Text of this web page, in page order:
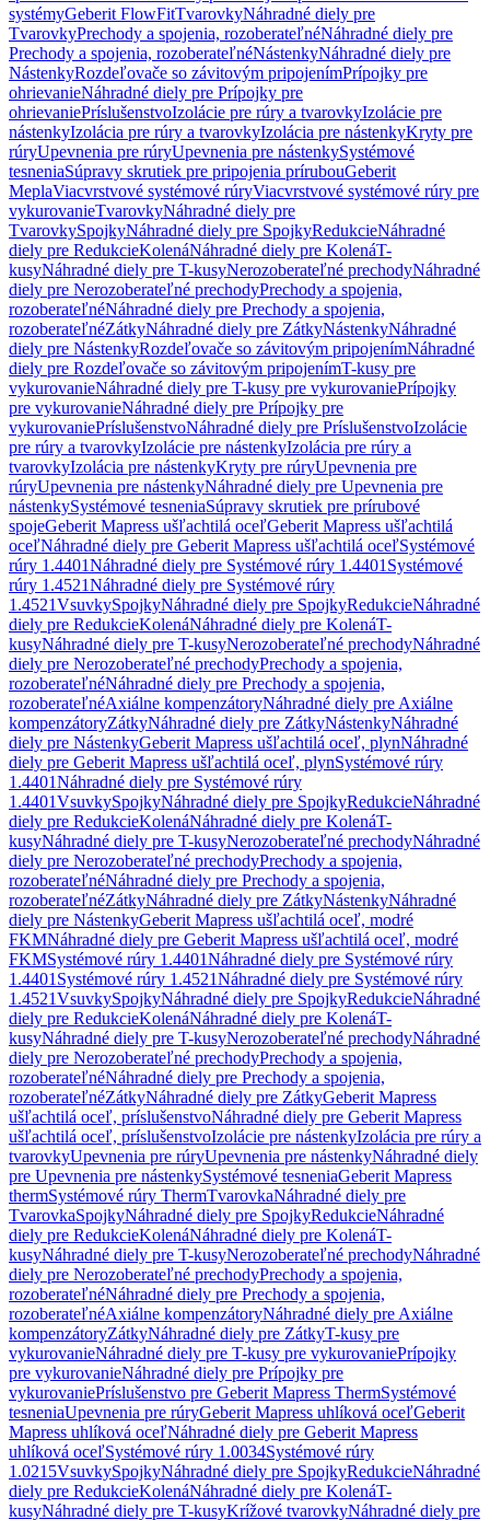
systémyGeberit FlowFitTvarovkyNáhradné diely pre
TvarovkyPrechody a spojenia, rozoberateľnéNáhradné diely pre
Prechody a spojenia, rozoberateľnéNástenkyNáhradné diely pre
NástenkyRozdeľovače so závitovým pripojenímPrípojky pre
ohrievanieNáhradné diely pre Prípojky pre
ohrievaniePríslušenstvoIzolácie pre rúry a tvarovkyIzolácie pre
nástenkyIzolácia pre rúry a tvarovkyIzolácia pre nástenkyKryty pre
rúryUpevnenia pre rúryUpevnenia pre nástenkySystémové
tesneniaSúpravy skrutiek pre pripojenia prírubouGeberit
MeplaViacvrstvové systémové rúryViacvrstvové systémové rúry pre
vykurovanieTvarovkyNáhradné diely pre
TvarovkySpojkyNáhradné diely pre SpojkyRedukcieNáhradné
diely pre RedukcieKolenáNáhradné diely pre KolenáT-
kusyNáhradné diely pre T-kusyNerozoberateľné prechodyNáhradné
diely pre Nerozoberateľné prechodyPrechody a spojenia,
rozoberateľnéNáhradné diely pre Prechody a spojenia,
rozoberateľnéZátkyNáhradné diely pre ZátkyNástenkyNáhradné
diely pre NástenkyRozdeľovače so závitovým pripojenímNáhradné
diely pre Rozdeľovače so závitovým pripojenímT-kusy pre
vykurovanieNáhradné diely pre T-kusy pre vykurovaniePrípojky
pre vykurovanieNáhradné diely pre Prípojky pre
vykurovaniePríslušenstvoNáhradné diely pre PríslušenstvoIzolácie
pre rúry a tvarovkyIzolácie pre nástenkyIzolácia pre rúry a
tvarovkyIzolácia pre nástenkyKryty pre rúryUpevnenia pre
rúryUpevnenia pre nástenkyNáhradné diely pre Upevnenia pre
nástenkySystémové tesneniaSúpravy skrutiek pre prírubové
spojeGeberit Mapress ušľachtilá oceľGeberit Mapress ušľachtilá
oceľNáhradné diely pre Geberit Mapress ušľachtilá oceľSystémové
rúry 1.4401Náhradné diely pre Systémové rúry 1.4401 Systémové
rúry 1.4521Náhradné diely pre Systémové rúry
1.4521VsuvkySpojkyNáhradné diely pre SpojkyRedukcieNáhradné
diely pre RedukcieKolenáNáhradné diely pre KolenáT-
kusyNáhradné diely pre T-kusyNerozoberateľné prechodyNáhradné
diely pre Nerozoberateľné prechodyPrechody a spojenia,
rozoberateľnéNáhradné diely pre Prechody a spojenia,
rozoberateľnéAxiálne kompenzátoryNáhradné diely pre Axiálne
kompenzátoryZátkyNáhradné diely pre ZátkyNástenkyNáhradné
diely pre NástenkyGeberit Mapress ušľachtilá oceľ, plynNáhradné
diely pre Geberit Mapress ušľachtilá oceľ, plynSystémové rúry
1.4401Náhradné diely pre Systémové rúry
1.4401VsuvkySpojkyNáhradné diely pre SpojkyRedukcieNáhradné
diely pre RedukcieKolenáNáhradné diely pre KolenáT-
kusyNáhradné diely pre T-kusyNerozoberateľné prechodyNáhradné
diely pre Nerozoberateľné prechodyPrechody a spojenia,
rozoberateľnéNáhradné diely pre Prechody a spojenia,
rozoberateľnéZátkyNáhradné diely pre ZátkyNástenkyNáhradné
diely pre NástenkyGeberit Mapress ušľachtilá oceľ, modré
FKMNáhradné diely pre Geberit Mapress ušľachtilá oceľ, modré
FKMSystémové rúry 1.4401Náhradné diely pre Systémové rúry
1.4401 Systémové rúry 1.4521Náhradné diely pre Systémové rúry
1.4521VsuvkySpojkyNáhradné diely pre SpojkyRedukcieNáhradné
diely pre RedukcieKolenáNáhradné diely pre KolenáT-
kusyNáhradné diely pre T-kusyNerozoberateľné prechodyNáhradné
diely pre Nerozoberateľné prechodyPrechody a spojenia,
rozoberateľnéNáhradné diely pre Prechody a spojenia,
rozoberateľnéZátkyNáhradné diely pre ZátkyGeberit Mapress
ušľachtilá oceľ, príslušenstvoNáhradné diely pre Geberit Mapress
ušľachtilá oceľ, príslušenstvoIzolácie pre nástenkyIzolácia pre rúry a
tvarovkyUpevnenia pre rúryUpevnenia pre nástenkyNáhradné diely
pre Upevnenia pre nástenkySystémové tesneniaGeberit Mapress
thermSystémové rúry ThermTvarovkaNáhradné diely pre
TvarovkaSpojkyNáhradné diely pre SpojkyRedukcieNáhradné
diely pre RedukcieKolenáNáhradné diely pre KolenáT-
kusyNáhradné diely pre T-kusyNerozoberateľné prechodyNáhradné
diely pre Nerozoberateľné prechodyPrechody a spojenia,
rozoberateľnéNáhradné diely pre Prechody a spojenia,
rozoberateľnéAxiálne kompenzátoryNáhradné diely pre Axiálne
kompenzátoryZátkyNáhradné diely pre ZátkyT-kusy pre
vykurovanieNáhradné diely pre T-kusy pre vykurovaniePrípojky
pre vykurovanieNáhradné diely pre Prípojky pre
vykurovaniePríslušenstvo pre Geberit Mapress ThermSystémové
tesneniaUpevnenia pre rúryGeberit Mapress uhlíková oceľGeberit
Mapress uhlíková oceľNáhradné diely pre Geberit Mapress
uhlíková oceľSystémové rúry 1.0034Systémové rúry
1.0215VsuvkySpojkyNáhradné diely pre SpojkyRedukcieNáhradné
diely pre RedukcieKolenáNáhradné diely pre KolenáT-
kusyNáhradné diely pre T-kusyKrížové tvarovkyNáhradné diely pre